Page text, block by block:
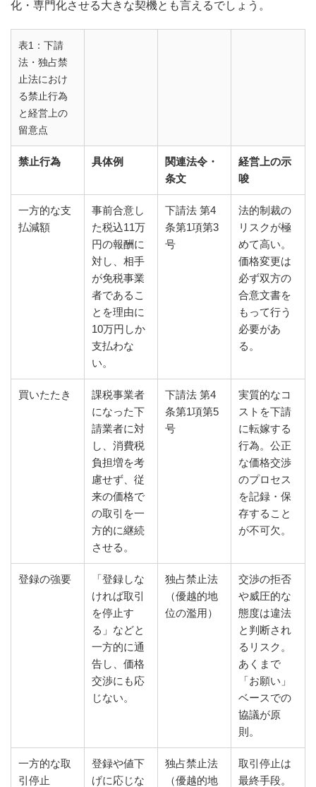
化・専門化させる大きな契機とも言えるでしょう。
表1：下請
法・独占禁
止法におけ
る禁止行為
と経営上の
留意点
禁止行為 具体例
関連法令・
条文
経営上の示
唆
一方的な支
払減額
事前合意し
た税込11万
円の報酬に
対し、相手
が免税事業
者であるこ
とを理由に
10万円しか
支払わな
い。
下請法 第4
条第1項第3
号
法的制裁の
リスクが極
めて高い。
価格変更は
必ず双方の
合意文書を
もって行う
必要があ
る。
買いたたき
課税事業者
になった下
請業者に対
し、消費税
負担増を考
慮せず、従
来の価格で
の取引を一
方的に継続
させる。
下請法 第4
条第1項第5
号
実質的なコ
ストを下請
に転嫁する
行為。公正
な価格交渉
のプロセス
を記録・保
存すること
が不可欠。
登録の強要
「登録しな
ければ取引
を停止す
る」などと
一方的に通
告し、価格
交渉にも応
じない。
独占禁止法
（優越的地
位の濫用）
交渉の拒否
や威圧的な
態度は違法
と判断され
るリスク。
あくまで
「お願い」
ベースでの
協議が原
則。
一方的な取
引停止
登録や値下
げに応じな
独占禁止法
（優越的地
取引停止は
最終手段。